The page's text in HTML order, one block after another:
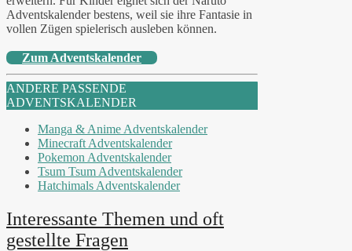
Adventskalender bestens, weil sie ihre Fantasie in
vollen Zügen spielerisch ausleben können.
Zum Adventskalender
ANDERE PASSENDE
ADVENTSKALENDER
Manga & Anime Adventskalender
Minecraft Adventskalender
Pokemon Adventskalender
Tsum Tsum Adventskalender
Hatchimals Adventskalender
Interessante Themen und oft
gestellte Fragen